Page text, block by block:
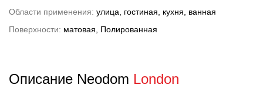
Области применения: улица, гостиная, кухня, ванная
Поверхности: матовая, Полированная
Описание Neodom London